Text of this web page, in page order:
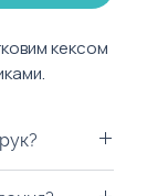
кексом